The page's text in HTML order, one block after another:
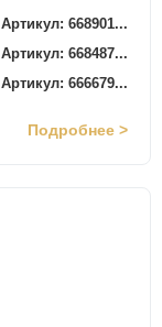
Артикул: 668901...
Артикул: 668487...
Артикул: 666679...
Подробнее >